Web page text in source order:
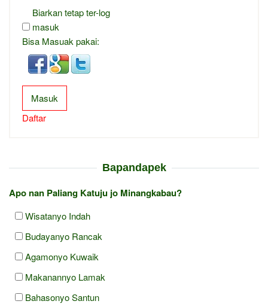
Biarkan tetap ter-log
masuk
Bisa Masuak pakai:
Masuk
Daftar
Bapandapek
Apo nan Paliang Katuju jo Minangkabau?
Wisatanyo Indah
Budayanyo Rancak
Agamonyo Kuwaik
Makanannyo Lamak
Bahasonyo Santun